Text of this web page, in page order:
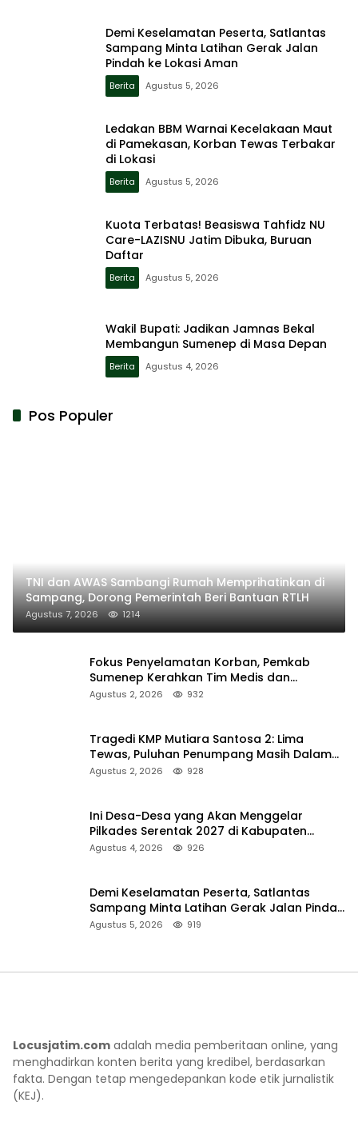
Demi Keselamatan Peserta, Satlantas
Sampang Minta Latihan Gerak Jalan
Pindah ke Lokasi Aman
Berita Agustus 5, 2026
Ledakan BBM Warnai Kecelakaan Maut
di Pamekasan, Korban Tewas Terbakar
di Lokasi
Berita Agustus 5, 2026
Kuota Terbatas! Beasiswa Tahfidz NU
Care-LAZISNU Jatim Dibuka, Buruan
Daftar
Berita Agustus 5, 2026
Wakil Bupati: Jadikan Jamnas Bekal
Membangun Sumenep di Masa Depan
Berita Agustus 4, 2026
Pos Populer
TNI dan AWAS Sambangi Rumah Memprihatinkan di
Sampang, Dorong Pemerintah Beri Bantuan RTLH
Agustus 7, 2026 1214
Fokus Penyelamatan Korban, Pemkab
Sumenep Kerahkan Tim Medis dan
Ambulans ke Pelabuhan Kalianget
Agustus 2, 2026 932
Tragedi KMP Mutiara Santosa 2: Lima
Tewas, Puluhan Penumpang Masih Dalam
Pencarian
Agustus 2, 2026 928
Ini Desa-Desa yang Akan Menggelar
Pilkades Serentak 2027 di Kabupaten
Sumenep
Agustus 4, 2026 926
Demi Keselamatan Peserta, Satlantas
Sampang Minta Latihan Gerak Jalan Pindah
ke Lokasi Aman
Agustus 5, 2026 919
Locusjatim.com adalah media pemberitaan online, yang
menghadirkan konten berita yang kredibel, berdasarkan
fakta. Dengan tetap mengedepankan kode etik jurnalistik
(KEJ).